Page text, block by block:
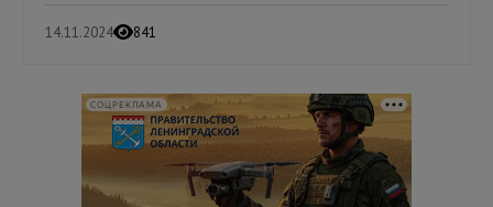
14.11.2024 841
СОЦРЕКЛАМА